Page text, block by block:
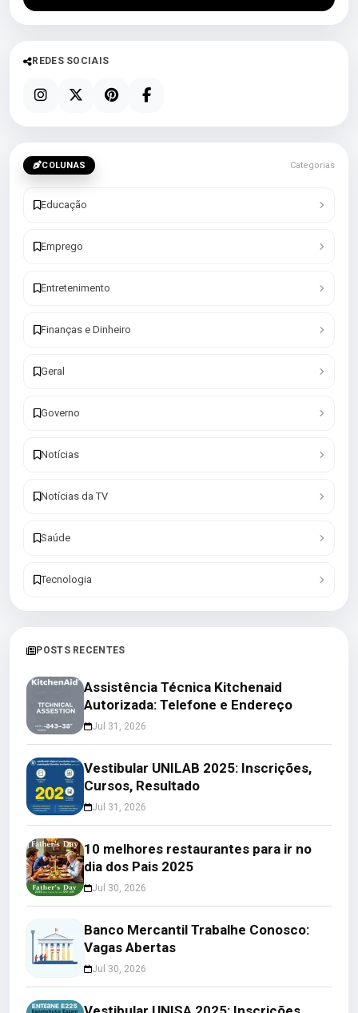
REDES SOCIAIS
COLUNAS Categorias
Educação
Emprego
Entretenimento
Finanças e Dinheiro
Geral
Governo
Notícias
Notícias da TV
Saúde
Tecnologia
POSTS RECENTES
Assistência Técnica Kitchenaid
Autorizada: Telefone e Endereço
Jul 31, 2026
Vestibular UNILAB 2025: Inscrições,
Cursos, Resultado
Jul 31, 2026
10 melhores restaurantes para ir no
dia dos Pais 2025
Jul 30, 2026
Banco Mercantil Trabalhe Conosco:
Vagas Abertas
Jul 30, 2026